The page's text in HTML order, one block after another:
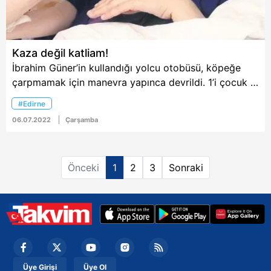
Kaza değil katliam!
İbrahim Güner’in kullandığı yolcu otobüsü, köpeğe
çarpmamak için manevra yapınca devrildi. 1’i çocuk 6
kişi hayatını kaybetti. 25 kişi yaralandı. Otobüsün bu
kazadan önce de bir kaza atlattığı belirlendi.
#Edirne
06.07.2022 Çarşamba
Önceki 1 2 3 Sonraki
Üye Girişi Üye Ol